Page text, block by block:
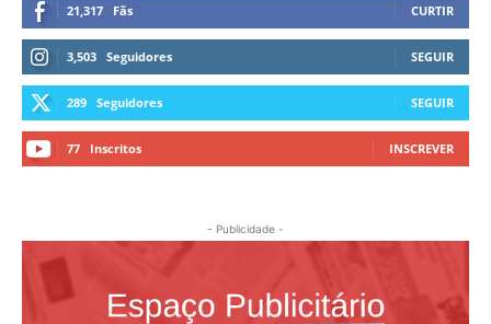
21,317 Fãs CURTIR
3,503 Seguidores SEGUIR
289 Seguidores SEGUIR
77 Inscritos INSCREVER
- Publicidade -